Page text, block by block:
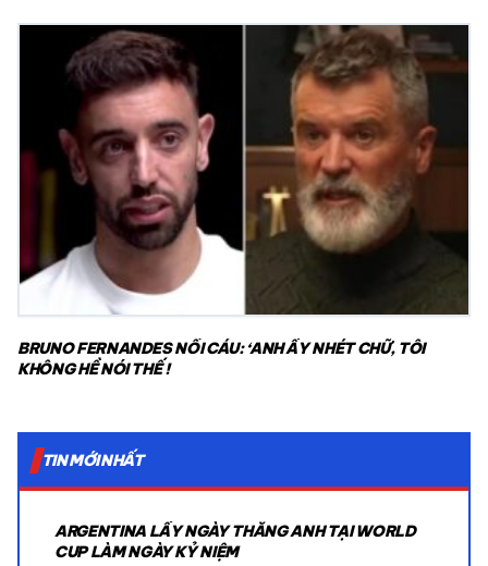
BRUNO FERNANDES NỔI CÁU: ‘ANH ẤY NHÉT CHỮ, TÔI
KHÔNG HỀ NÓI THẾ !
TIN MỚI NHẤT
ARGENTINA LẤY NGÀY THẮNG ANH TẠI WORLD
CUP LÀM NGÀY KỶ NIỆM